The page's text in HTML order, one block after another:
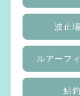
波止
ルアーフ
鮎